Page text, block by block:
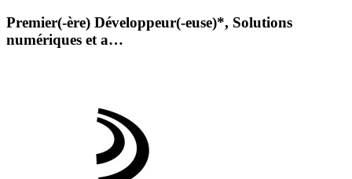
Premier(-ère) Développeur(-euse)*, Solutions
numériques et a…